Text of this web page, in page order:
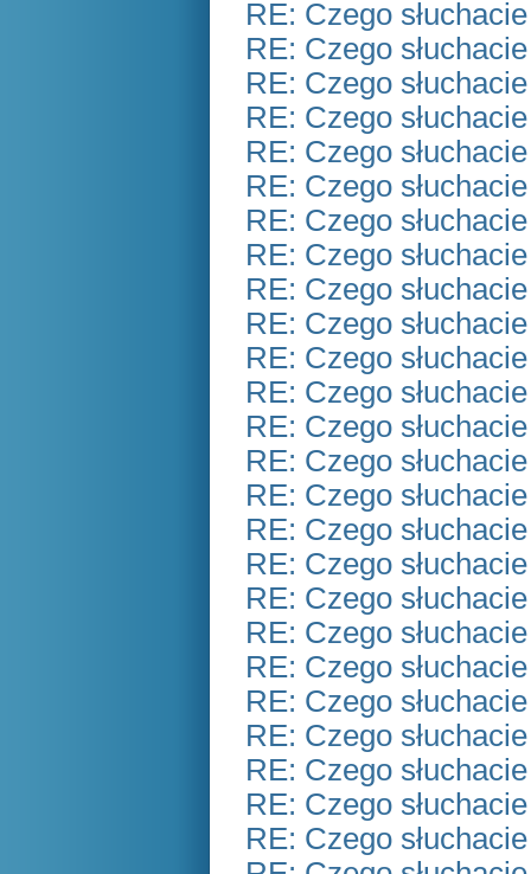
RE: Czego
RE: Czego
RE: Czego
RE: Czego
RE: Czego
RE: Czego
RE: Czego
RE: Czego
RE: Czego
RE: Czego
RE: Czego
RE: Czego
RE: Czego
RE: Czego
RE: Czego
RE: Czego
RE: Czego
RE: Czego
RE: Czego
RE: Czego
RE: Czego
RE: Czego
RE: Czego
RE: Czego
RE: Czego